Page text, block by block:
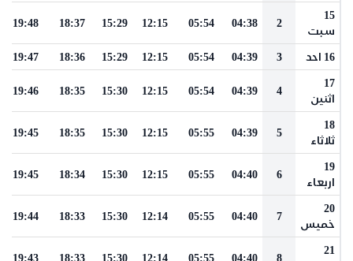
15
سبت
2
04:38
05:54
12:15
15:29
18:37
19:48
16 احد 3
04:39
05:54
12:15
15:29
18:36
19:47
17
اثنين
4
04:39
05:54
12:15
15:30
18:35
19:46
18
ثلاثاء
5
04:39
05:55
12:15
15:30
18:35
19:45
19
اربعاء
6
04:40
05:55
12:15
15:30
18:34
19:45
20
خميس
7
04:40
05:55
12:14
15:30
18:33
19:44
21
8
04:40
05:55
12:14
15:30
18:33
19:43